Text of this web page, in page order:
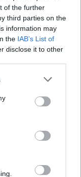
of the further
third parties on the
information may
the IAB’s List of
disclose it to other
érezni magad